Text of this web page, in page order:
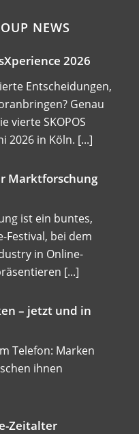
NEWS
2026
Entscheidungen,
Genau
vierte SKOPOS
2026 in Köln. [...]
Marktforschung
ist ein buntes,
Festival, bei dem
in Online-
[...]
– jetzt und in
Telefon: Marken
ihnen
Zeitalter